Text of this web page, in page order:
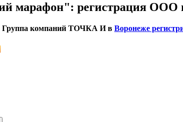
марафон": регистрация ООО
Группа компаний ТОЧКА И в Воронеже